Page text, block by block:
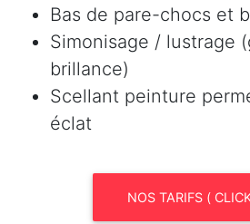
Bas de pare-chocs et
Simonisage / lustrage
brillance)
Scellant peinture
éclat
NOS TARIFS (